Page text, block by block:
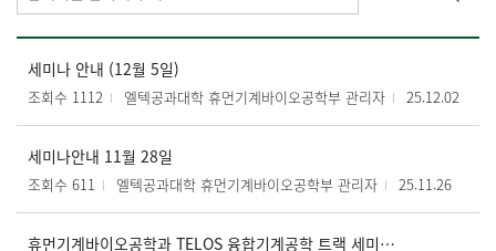
세미나 안내 (12월 5일)
조회수 1112 엘텍공과대학 휴먼기계바이오공학부 관리자 25.12.02
세미나안내 11월 28일
조회수 611 엘텍공과대학 휴먼기계바이오공학부 관리자 25.11.26
휴먼기계바이오공학과 TELOS 융합기계공학 트랙 세미나 안내(11월 26일 12:30)